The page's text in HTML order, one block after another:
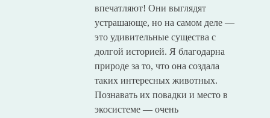
впечатляют! Они выглядят
устрашающе, но на самом деле —
это удивительные существа с
долгой историей. Я благодарна
природе за то, что она создала
таких интересных животных.
Познавать их повадки и место в
экосистеме — очень